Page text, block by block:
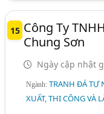
15 Công Ty
Chung Sơn
Ngày cập nhật
Ngành:TRANH ĐÁ TỰ
XUẤT, THI CÔNG VÀ